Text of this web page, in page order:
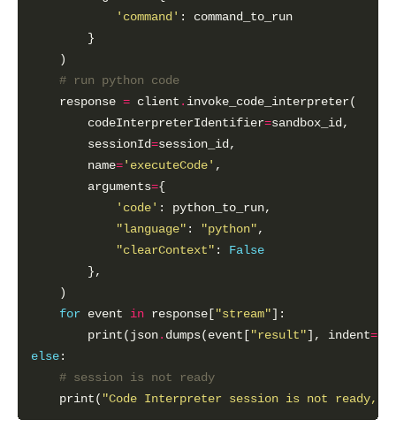
'command'
# run python code
    response
= client .
        codeInterpreterIdentifier
=
        sessionId
=
        name
='executeCode'
        arguments
=
'code'
"language" : "python"
"clearContext" : False
for event in response["stream"
        print(json
. dumps(event["result"], indent=
else
# session is not ready
    print(
"Code Interpreter session is not ready,